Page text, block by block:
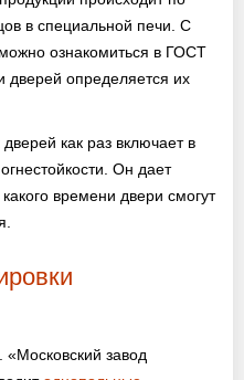
в специальной печи. С
ознакомиться в ГОСТ
дверей определяется их
как раз включает в
Он дает
времени двери смогут
завод